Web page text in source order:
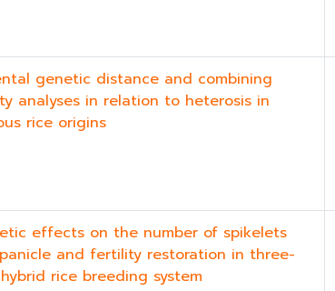
genetic distance and combining
analyses in relation to heterosis in
rice origins
effects on the number of spikelets
and fertility restoration in three-
rice breeding system